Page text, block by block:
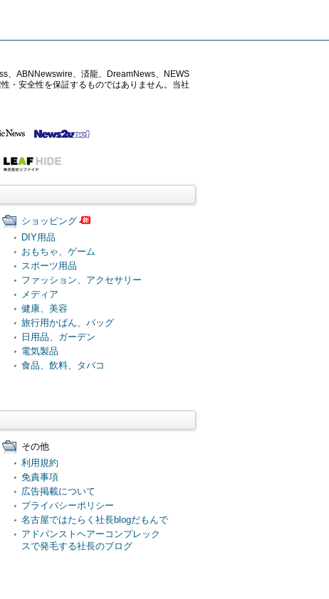
、ABNNewswire、済龍、DreamNews、NEWS
・安全性を保証するものではありません。当社
ショッピング
DIY用品
おもちゃ、ゲーム
スポーツ用品
ファッション、アクセサリー
メディア
健康、美容
旅行用かばん、バッグ
日用品、ガーデン
電気製品
食品、飲料、タバコ
その他
利用規約
免責事項
広告掲載について
プライバシーポリシー
名古屋ではたらく社長blogだもんで
アドバンストヘアーコンプレック
スで発毛する社長のブログ